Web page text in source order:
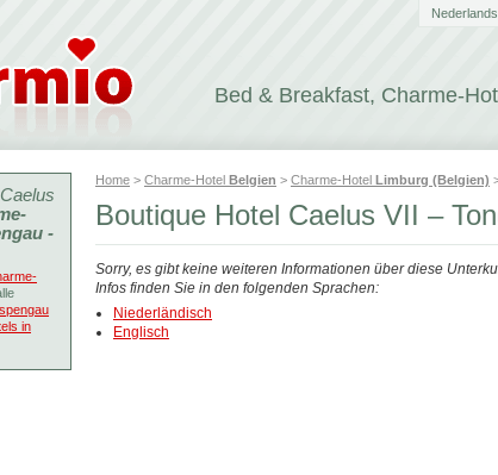
Bed & Breakfast, Charme-
Nederlands
Home > Charme-Hotel Belgien > Charme-Hotel Limburg (Belgien)
Boutique Hotel Caelus VII –
Sorry, es gibt keine weiteren Informationen über diese
Infos finden Sie in den folgenden Sprachen:
Niederländisch
Englisch
-
in